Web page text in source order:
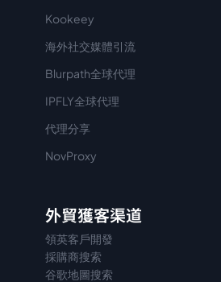
Kookeey
海外社交媒體引流
Blurpath全球代理
IPFLY全球代理
代理分享
NovProxy
外貿獲客渠道
領英客戶開發
採購商搜索
谷歌地圖搜索